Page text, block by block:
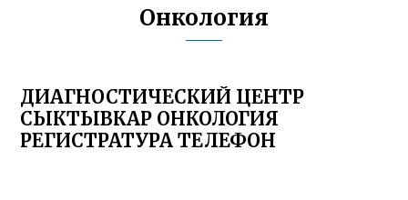
Онкология
ДИАГНОСТИЧЕСКИЙ ЦЕНТР
СЫКТЫВКАР ОНКОЛОГИЯ
РЕГИСТРАТУРА ТЕЛЕФОН